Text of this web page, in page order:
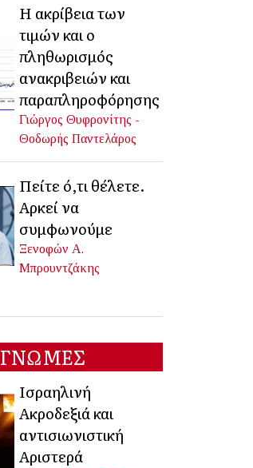
Η ακρίβεια των
τιμών και ο
πληθωρισμός
ανακριβειών και
παραπληροφόρησης
Γιώργος Θυφρονίτης -
Θοδωρής Παντελάρος
Πείτε ό,τι θέλετε.
Αρκεί να
συμφωνούμε
Ξενοφών Α.
Μπρουντζάκης
ΓΝΩΜΕΣ
Ισραηλινή
Ακροδεξιά και
αντισιωνιστική
Αριστερά